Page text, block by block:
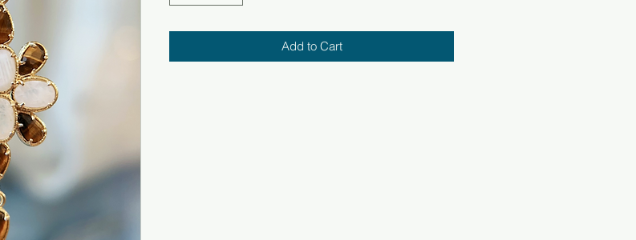
Add to Cart